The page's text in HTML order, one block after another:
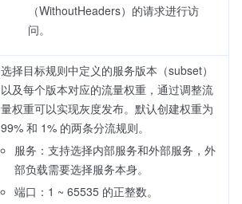
（WithoutHeaders）的请求进行访
问。
选择目标规则中定义的服务版本（subset）
以及每个版本对应的流量权重，通过调整流
量权重可以实现灰度发布。默认创建权重为
99% 和 1% 的两条分流规则。
服务：支持选择内部服务和外部服务，外
部负载需要选择服务本身。
端口：1 ~ 65535 的正整数。